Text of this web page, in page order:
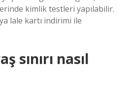
kimlik testleri yapılabilir.
lale kartı indirimi ile
sınırı nasıl